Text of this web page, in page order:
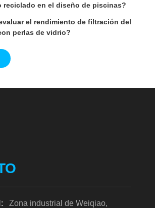
reciclado en el diseño de piscinas?
el rendimiento de filtración del
perlas de vidrio?
Zona industrial de Weiqiao,